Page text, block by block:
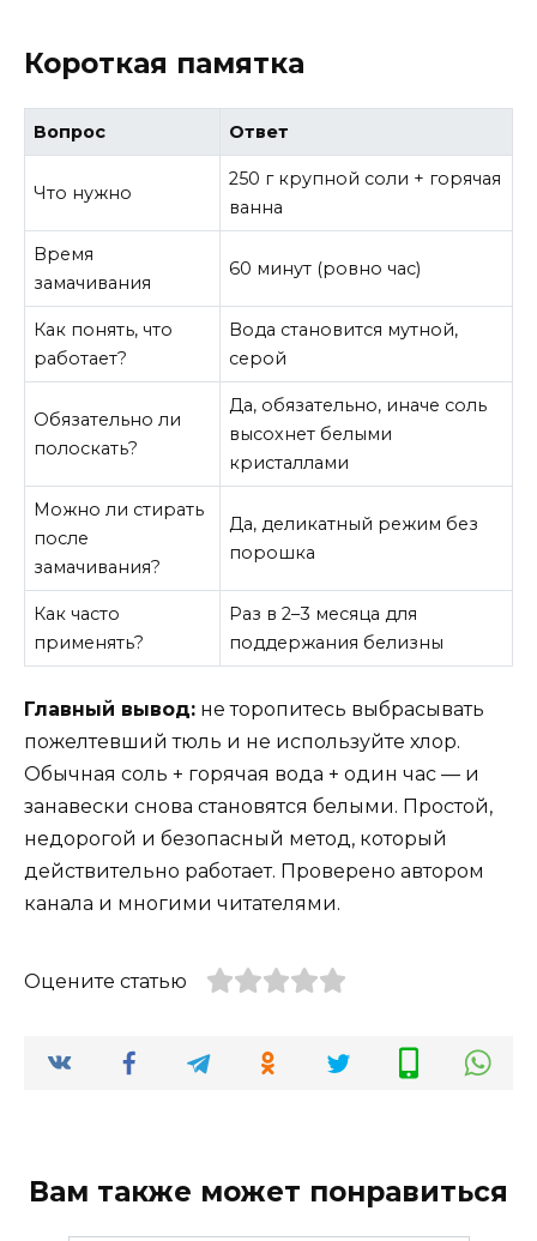
Короткая памятка
Вопрос Ответ
Что нужно
250 г крупной соли + горячая
ванна
Время
замачивания
60 минут (ровно час)
Как понять, что
работает?
Вода становится мутной,
серой
Обязательно ли
полоскать?
Да, обязательно, иначе соль
высохнет белыми
кристаллами
Можно ли стирать
после
замачивания?
Да, деликатный режим без
порошка
Как часто
применять?
Раз в 2–3 месяца для
поддержания белизны
Главный вывод: не торопитесь выбрасывать
пожелтевший тюль и не используйте хлор.
Обычная соль + горячая вода + один час — и
занавески снова становятся белыми. Простой,
недорогой и безопасный метод, который
действительно работает. Проверено автором
канала и многими читателями.
Оцените статью
Вам также может понравиться